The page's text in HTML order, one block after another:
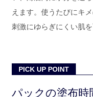
えます。使うたびにキ
刺激にゆらぎにくい肌を
PICK UP POINT
パックの塗布